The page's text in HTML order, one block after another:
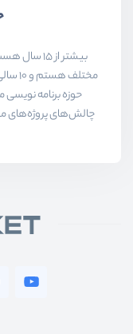
بیشتر از
حوزه برنامه
چالش‌های پروژه‌های